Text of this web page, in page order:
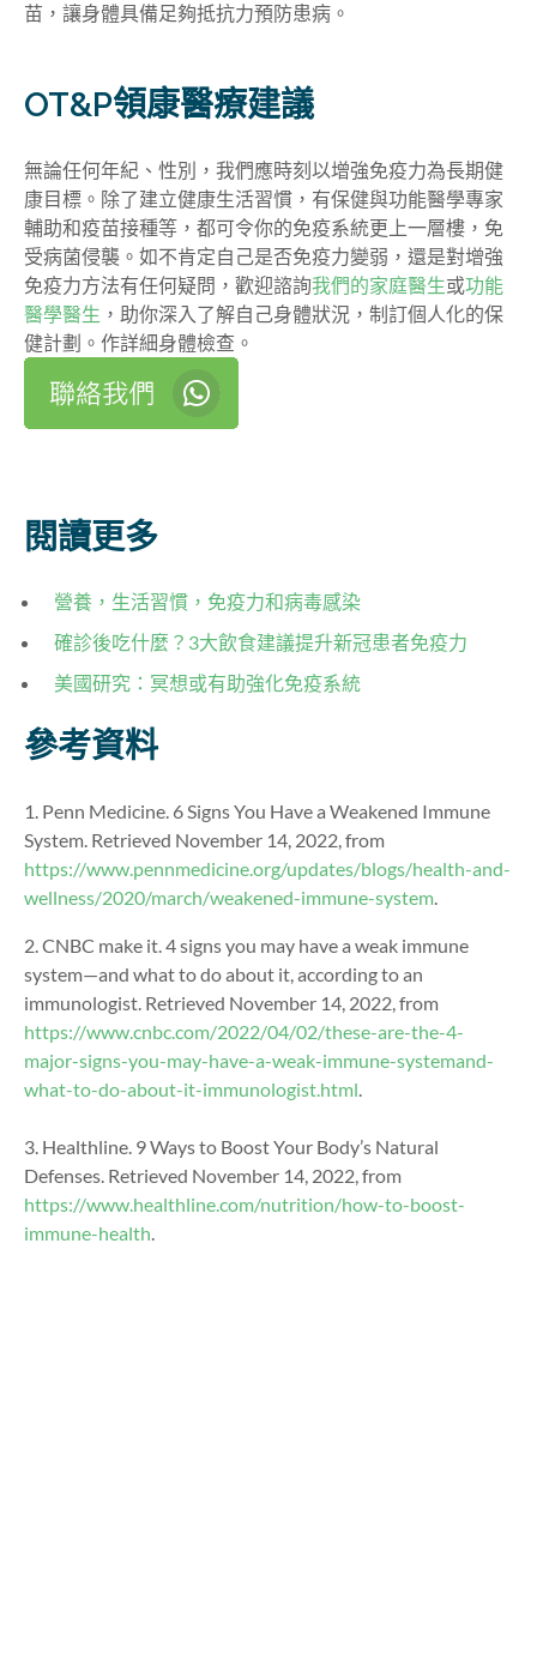
苗，讓身體具備足夠抵抗力預防患病。
OT&P領康醫療建議
無論任何年紀、性別，我們應時刻以增強免疫力為長期健
康目標。除了建立健康生活習慣，有保健與功能醫學專家
輔助和疫苗接種等，都可令你的免疫系統更上一層樓，免
受病菌侵襲。如不肯定自己是否免疫力變弱，還是對增強
免疫力方法有任何疑問，歡迎諮詢我們的家庭醫生或功能
醫學醫生 ，助你深入了解自己身體狀況，制訂個人化的保
健計劃。作詳細身體檢查。
閱讀更多
營養，生活習慣，免疫力和病毒感染
確診後吃什麼？3大飲食建議提升新冠患者免疫力
美國研究：冥想或有助強化免疫系統
參考資料
1. Penn Medicine. 6 Signs You Have a Weakened Immune
System. Retrieved November 14, 2022, from
https://www.pennmedicine.org/updates/blogs/health-and-
wellness/2020/march/weakened-immune-system
2. CNBC make it. 4 signs you may have a weak immune
system—and what to do about it, according to an
immunologist. Retrieved November 14, 2022, from
https://www.cnbc.com/2022/04/02/these-are-the-4-
major-signs-you-may-have-a-weak-immune-systemand-
what-to-do-about-it-immunologist.html
3. Healthline. 9 Ways to Boost Your Body’s Natural
Defenses. Retrieved November 14, 2022, from
https://www.healthline.com/nutrition/how-to-boost-
immune-health